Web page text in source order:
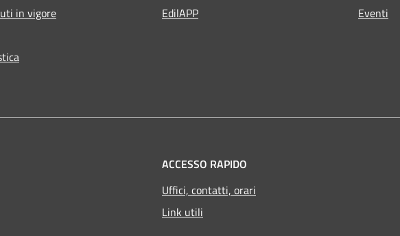
in vigore
EdilAPP
Eventi
ACCESSO RAPIDO
Uffici, contatti, orari
Link utili